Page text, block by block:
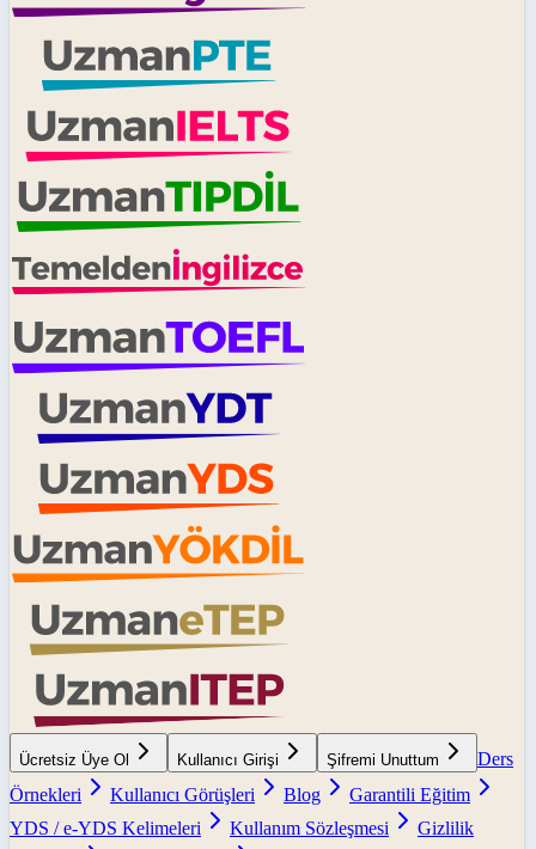
Ücretsiz Üye Ol Kullanıcı Girişi Şifremi Unuttum
Ders
Örnekleri
Kullanıcı Görüşleri Blog
Garantili Eğitim
YDS / e-YDS Kelimeleri
Kullanım Sözleşmesi
Gizlilik